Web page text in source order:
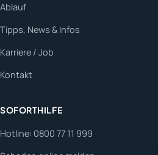
Ablauf
Tipps, News & Infos
Karriere / Job
Kontakt
SOFORTHILFE
Hotline: 0800 77 11 999